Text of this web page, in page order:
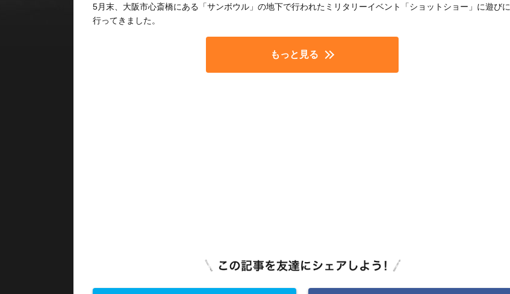
5月末、大阪市心斎橋にある「サンボウル」の地下で行われたミリタリーイベント「ショットショー」に遊びに
行ってきました。
もっと見る